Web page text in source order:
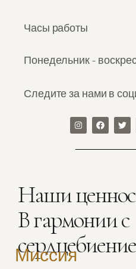
Часы работы
Понедельник -
Следите за нами в
Наши
В гармонии с
Миссия